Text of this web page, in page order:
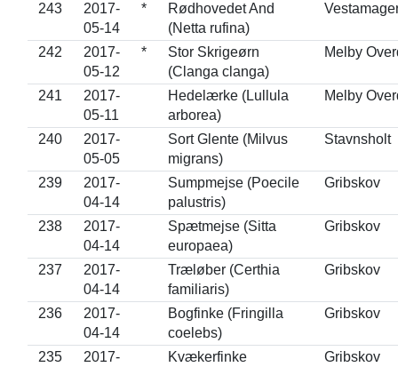
243
2017-
05-14
*
Rødhovedet And
(Netta rufina)
242
2017-
05-12
*
Stor Skrigeørn
(Clanga clanga)
Melby
241
2017-
05-11
Hedelærke (Lullula
arborea)
Melby
240
2017-
05-05
Sort Glente (Milvus
migrans)
Stavnsholt
239
2017-
04-14
Sumpmejse (Poecile
palustris)
Gribskov
238
2017-
04-14
Spætmejse (Sitta
europaea)
Gribskov
237
2017-
04-14
Træløber (Certhia
familiaris)
Gribskov
236
2017-
04-14
Bogfinke (Fringilla
coelebs)
Gribskov
235
2017-
Kvækerfinke
Gribskov